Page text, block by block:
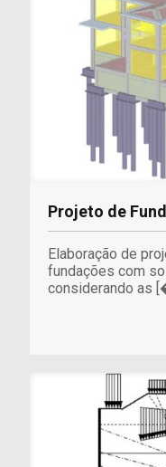
Projeto de
Elaboração de
fundações com
considerando as